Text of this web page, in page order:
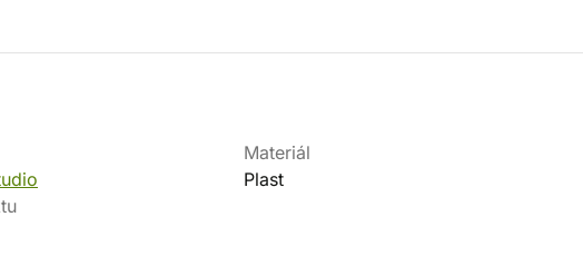
Materiál
Plast